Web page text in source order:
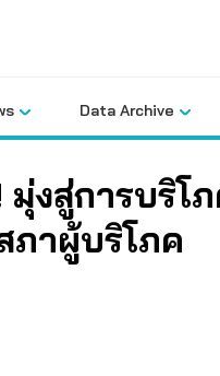
Data Archive
งสู่การบริโ
ภาผู้บริโภค